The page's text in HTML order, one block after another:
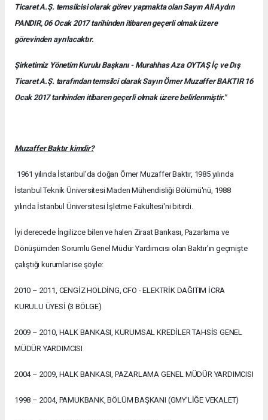
Ticaret A.Ş. temsilcisi olarak görev yapmakta olan Sayın Ali Aydın
PANDIR, 06 Ocak 2017 tarihinden itibaren geçerli olmak üzere
görevinden ayrılacaktır.
Şirketimiz Yönetim Kurulu Başkanı - Murahhas Aza OYTAŞ İç ve Dış
Ticaret A.Ş. tarafından temsilci olarak Sayın Ömer Muzaffer BAKTIR 16
Ocak 2017 tarihinden itibaren geçerli olmak üzere belirlenmiştir."
Muzaffer Baktır kimdir?
1961 yılında İstanbul'da doğan Ömer Muzaffer Baktır, 1985 yılında
İstanbul Teknik Üniversitesi Maden Mühendisliği Bölümü'nü, 1988
yılında İstanbul Üniversitesi İşletme Fakültesi'ni bitirdi.
İyi derecede İngilizce bilen ve halen Ziraat Bankası, Pazarlama ve
Dönüşümden Sorumlu Genel Müdür Yardımcısı olan Baktır'ın geçmişte
çalıştığı kurumlar ise şöyle:
2010 – 2011, CENGİZ HOLDİNG, CFO - ELEKTRİK DAĞITIM İCRA
KURULU ÜYESİ (3 BÖLGE)
2009 – 2010, HALK BANKASI, KURUMSAL KREDİLER TAHSİS GENEL
MÜDÜR YARDIMCISI
2004 – 2009, HALK BANKASI, PAZARLAMA GENEL MÜDÜR YARDIMCISI
1998 – 2004, PAMUKBANK, BÖLÜM BAŞKANI (GMY’LİĞE VEKALET)